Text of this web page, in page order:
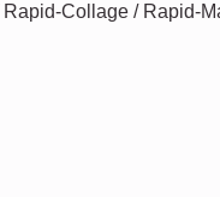
Collage / Rapid-